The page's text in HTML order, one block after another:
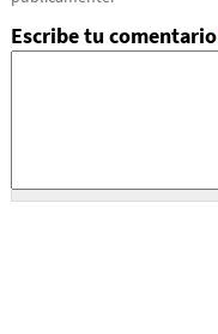
Escribe tu comentario